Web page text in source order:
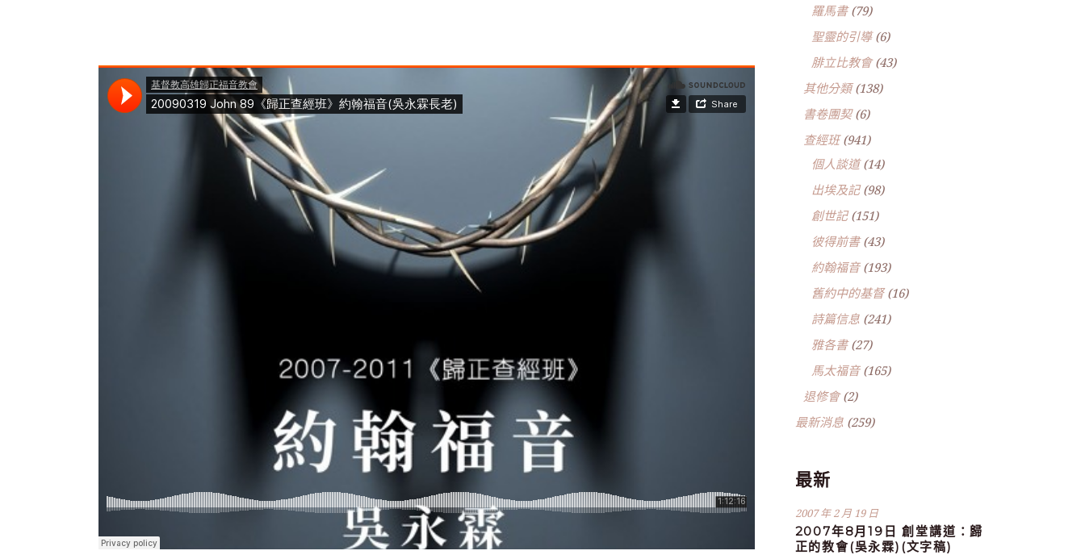
羅馬書(79)
聖靈的引導(6)
腓立比教會(43)
其他分類(138)
書卷團契(6)
查經班(941)
個人談道(14)
出埃及記(98)
創世記(151)
彼得前書(43)
約翰福音(193)
舊約中的基督(16)
詩篇信息(241)
雅各書(27)
馬太福音(165)
退修會(2)
最新消息(259)
最新
2007 年 2 月 19 日
2007年8月19日 創堂講道：歸
正的教會(吳永霖)(文字稿)